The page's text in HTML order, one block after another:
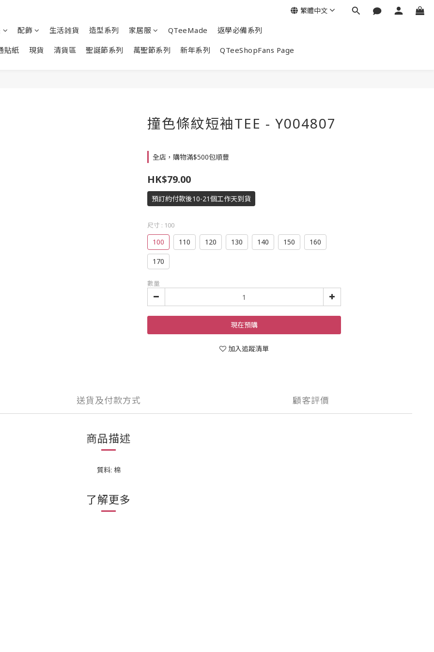
配飾 生活雑貨 造型系列 家居服 QTeeMade 返學必備系列
貼紙 現貨 清貨區 聖誕節系列 萬聖節系列 新年系列 QTeeShopFans Page
繁體中文
撞色條紋短袖TEE - Y004807
全店，購物滿$500包順豐
HK$79.00
預訂約付款後10-21個工作天到貨
尺寸 : 100
100 110 120 130 140 150 160
170
數量
現在預購
加入追蹤清單
送貨及付款方式 顧客評價
商品描述
質料: 棉
了解更多